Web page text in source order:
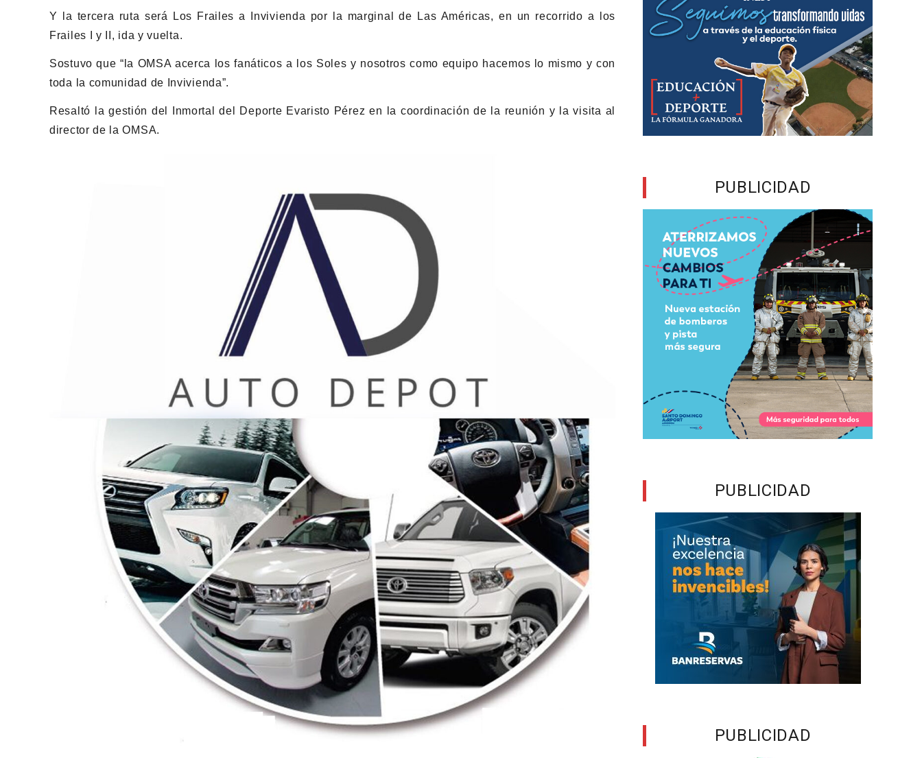
Y la tercera ruta será Los Frailes a Invivienda por la marginal de Las Américas, en un recorrido a los
Frailes I y II, ida y vuelta.
Sostuvo que “la OMSA acerca los fanáticos a los Soles y nosotros como equipo hacemos lo mismo y con
toda la comunidad de Invivienda”.
Resaltó la gestión del Inmortal del Deporte Evaristo Pérez en la coordinación de la reunión y la visita al
director de la OMSA.
PUBLICIDAD
PUBLICIDAD
PUBLICIDAD